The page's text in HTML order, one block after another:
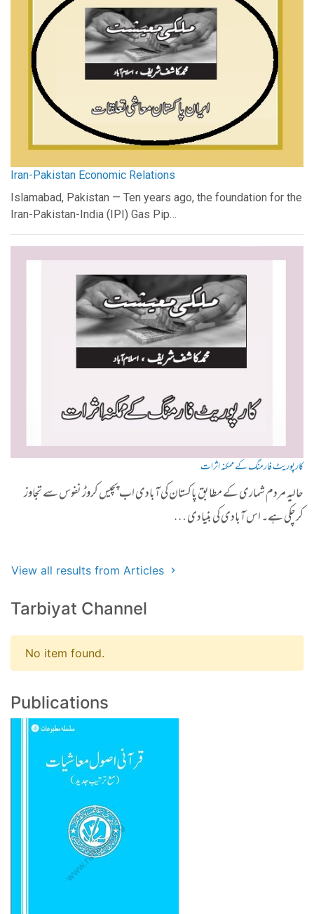
Iran-Pakistan Economic Relations
Islamabad, Pakistan — Ten years ago, the foundation for the
Iran-Pakistan-India (IPI) Gas Pip…
کارپوریٹ فارمنگ کے ممکنہ اثرات
حالیہ مردم شماری کے مطابق پاکستان کی آبادی اب پچیس کروڑ نفوس سے تجاوز
کرچکی ہے۔ اس آبادی کی بنیادی …
View all results from Articles
Tarbiyat Channel
No item found.
Publications